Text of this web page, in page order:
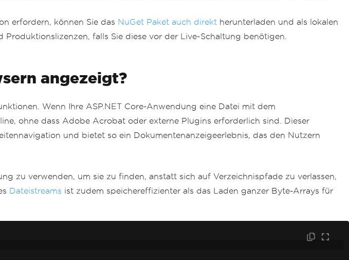
erfordern, können Sie das NuGet Paket auch direkt herunterladen und als lokalen
Produktionslizenzen, falls Sie diese vor der Live-Schaltung benötigen.
angezeigt?
Wenn Ihre ASP.NET Core-Anwendung eine Datei mit dem
ohne dass Adobe Acrobat oder externe Plugins erforderlich sind. Dieser
und bietet so ein Dokumentenanzeigeerlebnis, das den Nutzern
zu verwenden, um sie zu finden, anstatt sich auf Verzeichnispfade zu verlassen,
Dateistreams ist zudem speichereffizienter als das Laden ganzer Byte-Arrays für